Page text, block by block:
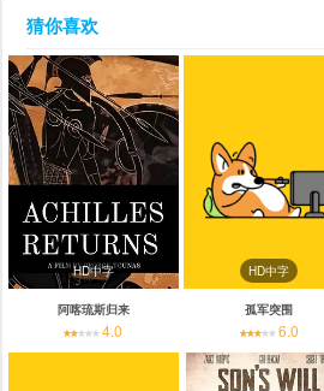
猜你喜欢
HD中字
阿喀琉斯归来
4.0
HD中字
孤军突围
6.0